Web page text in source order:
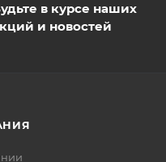
в курсе наших
и новостей